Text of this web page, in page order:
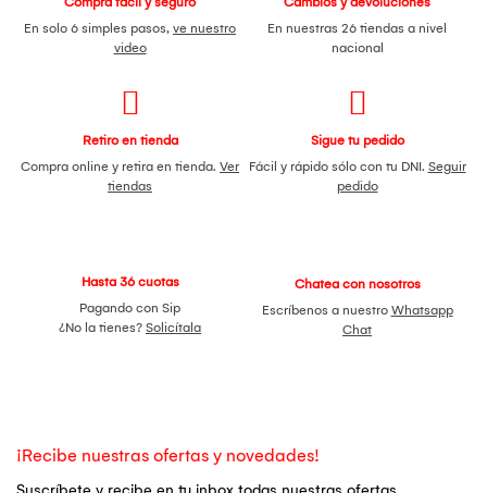
En solo 6 simples pasos, ve nuestro
video
En nuestras 26 tiendas a nivel
nacional
Retiro en tienda
Compra online y retira en tienda. Ver
tiendas
Sigue tu pedido
Fácil y rápido sólo con tu DNI. Seguir
pedido
Hasta 36 cuotas
Pagando con Sip
¿No la tienes? Solicítala
Chatea con nosotros
Escríbenos a nuestro Whatsapp
Chat
¡Recibe nuestras ofertas y novedades!